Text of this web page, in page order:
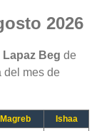
2026
Lapaz Beg de
del mes de
Magreb
Ishaa